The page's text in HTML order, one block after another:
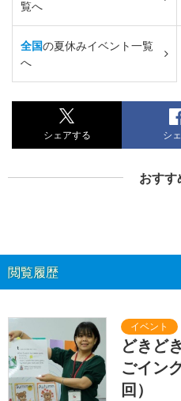
覧へ
全国の夏休みイベント一覧
へ
シェアする シ
おすす
閲覧履歴
どきど
ごイン
回）